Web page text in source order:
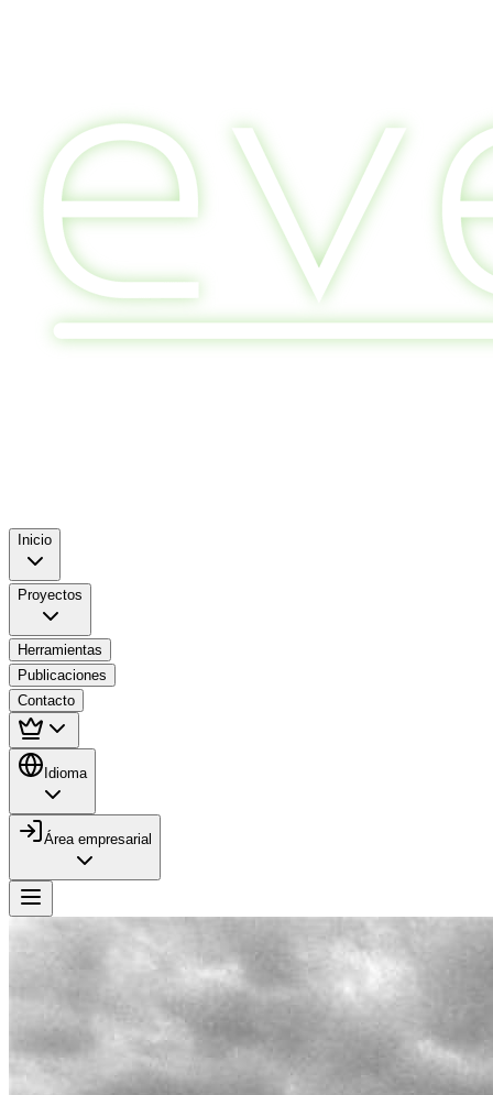
Inicio
Proyectos
Herramientas
Publicaciones
Contacto
Idioma
Área empresarial
Próximamente disponible
Vuelos con drones
Nuevo servicio de adquisición de datos mediante
tecnología de drones para análisis territorial y gestión